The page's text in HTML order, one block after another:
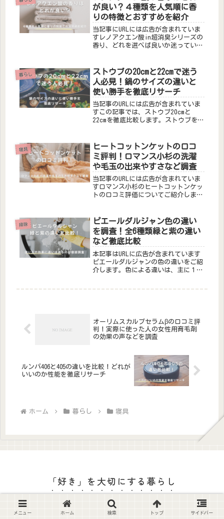
か、成分や処方の理由や使った人の声
を詳...
が良い？４種類を人気順に香
りの特徴とおすすめを紹介
当記事にURLには広告が含まれていま
すレノアクエン酸in超消臭シリーズの
香り、どれを選べば良いか迷っていま
紹介します。人気順はこちらです。ラ
ンキング香り名特徴1位フレッシュ...
暮らし
ストウブの20cmと22cmで迷う
人必見！鍋のサイズの違いと
使い勝手を徹底リサーチ
当記事のURLには広告が含まれていま
すこの記事では、ストウブ20cmと
22cmを徹底比較します。ストウブを買
よね。たった2cmの差なのに、使い勝
手や料理の量が意外と変...
寝具
ヒートコットンケットの口コ
ミ評判！ロマンス小杉の洗濯
や毛玉の出来やすさなど調査
当記事のURLには広告が含まれていま
すロマンス小杉のヒートコットンケッ
トの口コミ評価についてご紹介しま
ス小杉のヒートコットンケットは洗濯
できる？ヒートコットンケット（ロマ
ン...
掃除
ピエールダルジャン色の違い
を調査！全6種類緑と紫の違い
など徹底比較
本記事はURLに広告が含まれています
ピエールダルジャンの色の違いをご紹
介します。色による違いは、主に１つ
オーリムスカルプセラムβの口コミ評
判！実際に使った人の女性用育毛剤
の効果の声などを調査
ルンバ406と405の違いを比較！どれが
いいのか性能を徹底リサーチ
ホーム 暮らし 寝具
「好き」を大切にする暮らし
サイトマップ プライバシーポリシー
メニュー ホーム 検索 トップ サイドバー